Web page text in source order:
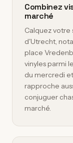
Combinez
marché
Calquez votre
d'Utrecht,
place
vinyles parmi
du mercredi
rapproche
conjuguer
marché.